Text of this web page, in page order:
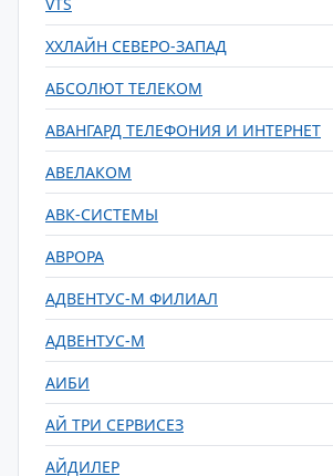
XXЛАЙН СЕВЕРО-ЗАПАД
АБСОЛЮТ ТЕЛЕКОМ
АВАНГАРД ТЕЛЕФОНИЯ И ИНТЕРНЕТ
АВЕЛАКОМ
АВК-СИСТЕМЫ
АВРОРА
АДВЕНТУС-М ФИЛИАЛ
АДВЕНТУС-М
АИБИ
АЙ ТРИ СЕРВИСЕЗ
АЙДИЛЕР